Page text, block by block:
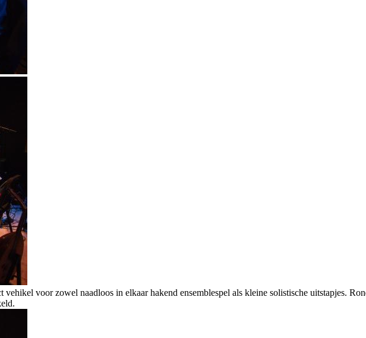
voor zowel naadloos in elkaar hakend ensemblespel als kleine solistische uitstapjes.